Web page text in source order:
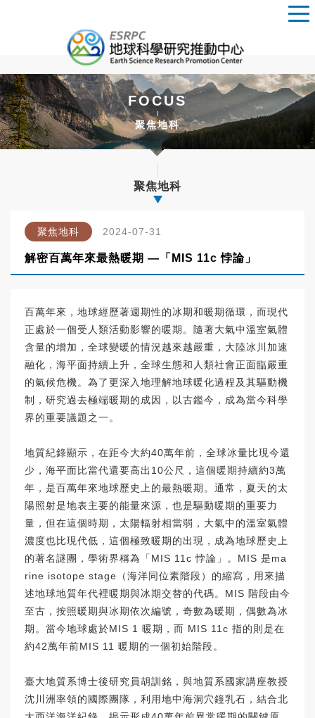
FOCUS
聚焦地科
聚焦地科
聚焦地科 2024-07-31
解密百萬年來最熱暖期 —「MIS 11c 悖論」
百萬年來，地球經歷著週期性的冰期和暖期循環，而現代
正處於一個受人類活動影響的暖期。隨著大氣中溫室氣體
含量的增加，全球變暖的情況越來越嚴重，大陸冰川加速
融化，海平面持續上升，全球生態和人類社會正面臨嚴重
的氣候危機。為了更深入地理解地球暖化過程及其驅動機
制，研究過去極端暖期的成因，以古鑑今，成為當今科學
界的重要議題之一。
地質紀錄顯示，在距今大約40萬年前，全球冰量比現今還
少，海平面比當代還要高出10公尺，這個暖期持續約3萬
年，是百萬年來地球歷史上的最熱暖期。通常，夏天的太
陽照射是地表主要的能量來源，也是驅動暖期的重要力
量，但在這個時期，太陽輻射相當弱，大氣中的溫室氣體
濃度也比現代低，這個極致暖期的出現，成為地球歷史上
的著名謎團，學術界稱為「MIS 11c 悖論」。MIS 是ma
rine isotope stage（海洋同位素階段）的縮寫，用來描
述地球地質年代裡暖期與冰期交替的代碼。MIS 階段由今
至古，按照暖期與冰期依次編號，奇數為暖期，偶數為冰
期。當今地球處於MIS 1 暖期，而 MIS 11c 指的則是在
約42萬年前MIS 11 暖期的一個初始階段。
臺大地質系博士後研究員胡訓銘，與地質系國家講座教授
沈川洲率領的國際團隊，利用地中海洞穴鐘乳石，結合北